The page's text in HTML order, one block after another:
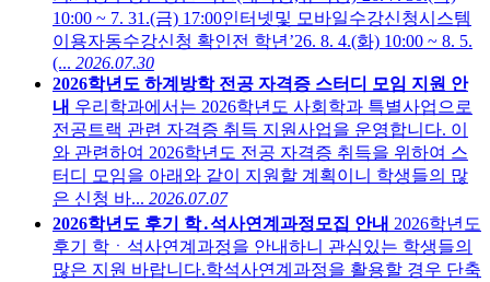
10:00 ~ 7. 31.(금) 17:00인터넷및 모바일수강신청시스템
이용자동수강신청 확인전 학년’26. 8. 4.(화) 10:00 ~ 8. 5.
(... 2026.07.30
2026학년도 하계방학 전공 자격증 스터디 모임 지원 안
내 우리학과에서는 2026학년도 사회학과 특별사업으로
전공트랙 관련 자격증 취득 지원사업을 운영합니다. 이
와 관련하여 2026학년도 전공 자격증 취득을 위하여 스
터디 모임을 아래와 같이 지원할 계획이니 학생들의 많
은 신청 바... 2026.07.07
2026학년도 후기 학․석사연계과정모집 안내 2026학년도
후기 학ㆍ석사연계과정을 안내하니 관심있는 학생들의
많은 지원 바랍니다.학석사연계과정을 활용할 경우 단축